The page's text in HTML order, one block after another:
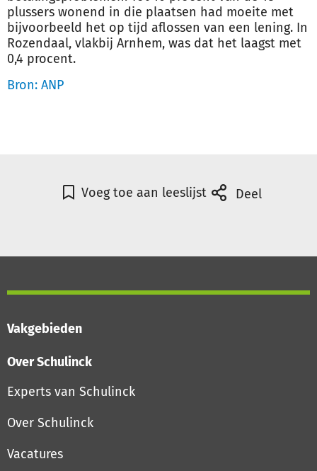
plussers wonend in die plaatsen had moeite met
bijvoorbeeld het op tijd aflossen van een lening. In
Rozendaal, vlakbij Arnhem, was dat het laagst met
0,4 procent.
Bron: ANP
Voeg toe aan leeslijst Deel
Vakgebieden
Over Schulinck
Experts van Schulinck
Over Schulinck
Vacatures